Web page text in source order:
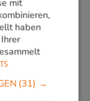
mit
haben
(31) →